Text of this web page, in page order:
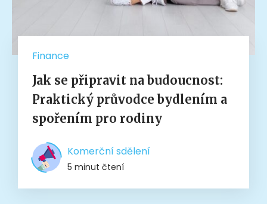
Finance
Jak se připravit na budoucnost:
Praktický průvodce bydlením a
spořením pro rodiny
Komerční sdělení
5 minut čtení